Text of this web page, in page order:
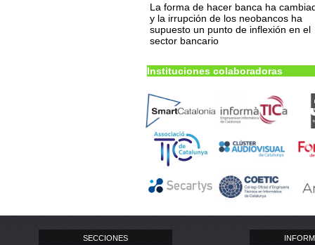
La forma de hacer banca ha
y la irrupción de los neobancos ha
supuesto un punto de inflexión en el
sector bancario
Instituciones colaboradoras
SECCIONES